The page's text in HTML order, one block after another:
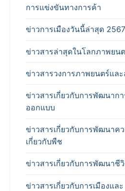
การแข่งขันทางการค้า
ข่าวการเมืองวันนี้ล่าสุด
ข่าวสารล่าสุดในโลกภาพยน
ข่าวสารวงการภาพยนตร์แล
ข่าวสารเกี่ยวกับการพัฒนากา
ออกแบบ
ข่าวสารเกี่ยวกับการพัฒนาค
เกี่ยวกับพืช
ข่าวสารเกี่ยวกับการพัฒนาชี
ข่าวสารเกี่ยวกับการเมืองและ